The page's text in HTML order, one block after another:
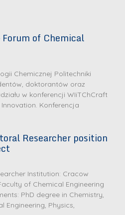
of Chemical
Chemicznej Politechniki
doktorantów oraz
w konferencji WIiTChCraft
Konferencja
Researcher position
Institution: Cracow
of Chemical Engineering
PhD degree in Chemistry,
Engineering, Physics,